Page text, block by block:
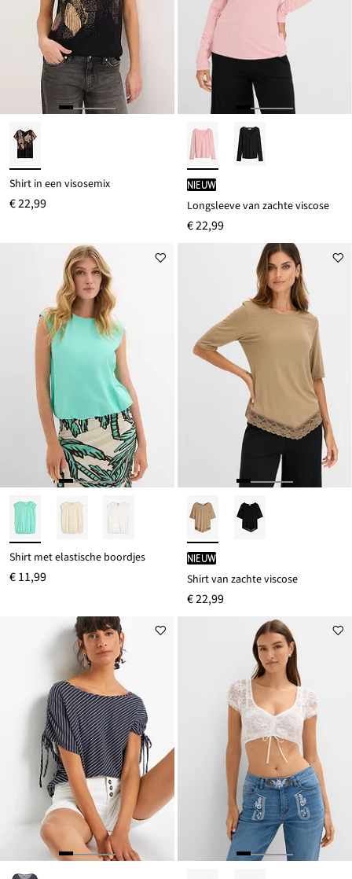
Shirt in een visosemix
€ 22,99
Nieuw
Longsleeve van zachte viscose
€ 22,99
Shirt met elastische boordjes
€ 11,99
Nieuw
Shirt van zachte viscose
€ 22,99